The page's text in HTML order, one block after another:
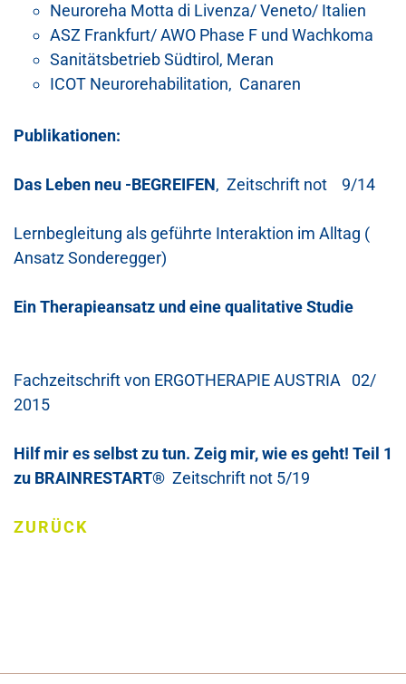
Neuroreha Motta di Livenza/ Veneto/ Italien
ASZ Frankfurt/ AWO Phase F und Wachkoma
Sanitätsbetrieb Südtirol, Meran
ICOT Neurorehabilitation, Canaren
Publikationen:
Das Leben neu -BEGREIFEN, Zeitschrift not 9/14
Lernbegleitung als geführte Interaktion im Alltag (
Ansatz Sonderegger)
Ein Therapieansatz und eine qualitative Studie
Fachzeitschrift von ERGOTHERAPIE AUSTRIA 02/
2015
Hilf mir es selbst zu tun. Zeig mir, wie es geht! Teil 1
zu BRAINRESTART® Zeitschrift not 5/19
ZURÜCK